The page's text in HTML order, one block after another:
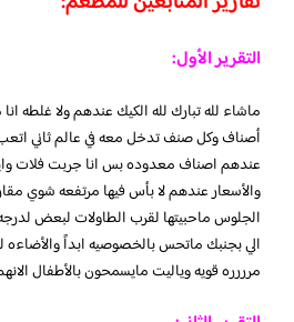
التقرير الأول:
ماشاء لله تبارك لله الكيك عندهم ولا
أصناف وكل صنف تدخل معه في عالم ثاني اتعب
عندهم اصناف معدوده بس انا جربت فلات
والأسعار عندهم لا بأس فيها مرتفعه شوي
الجلوس ماحبيتها لقرب الطاولات لبعض
الي بجنبك ماتحس بالخصوصيه ابداً والأضاءه
مرررره قويه وياليت مايسمحون بالأطفال